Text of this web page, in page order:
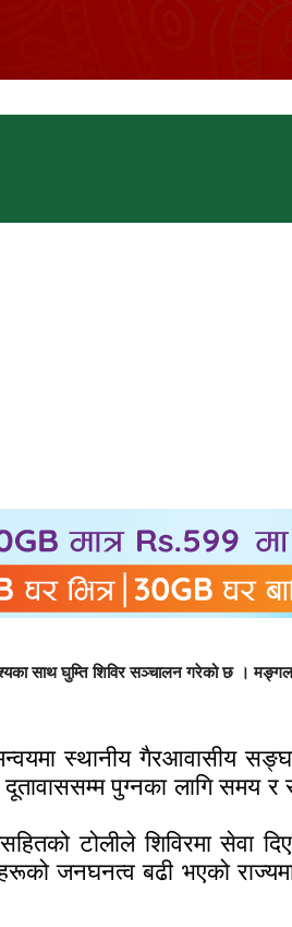
साथ घुम्ति शिविर सञ्चालन गरेको छ ।
स्थानीय गैरआवासीय
पुग्नका लागि समय
टोलीले शिविरमा सेवा
जनघनत्व बढी भएको